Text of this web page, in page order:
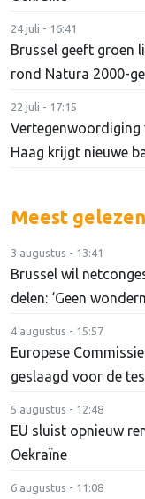
24 juli - 16:41
Brussel geeft groen
rond Natura 2000-
22 juli - 17:15
Vertegenwoordiging
Haag krijgt nieuwe
Meest gelezen
3 augustus - 13:41
Brussel wil
delen: ‘Geen
4 augustus - 15:57
Europese
geslaagd voor de
5 augustus - 12:48
EU sluist opnieuw
Oekraïne
6 augustus - 11:08